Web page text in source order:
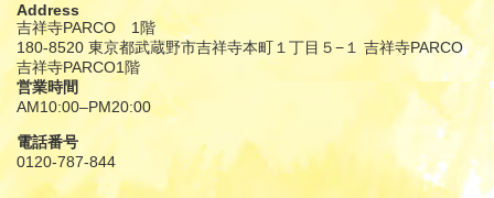
Address
吉祥寺PARCO 1階
180-8520 東京都武蔵野市吉祥寺本町１丁目５−１ 吉祥寺PARCO
吉祥寺PARCO1階
営業時間
AM10:00–PM20:00
電話番号
0120-787-844